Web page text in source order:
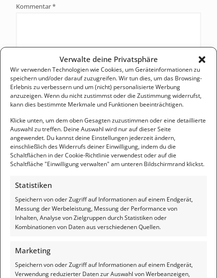
Verwalte deine Privatsphäre
Wir verwenden Technologien wie Cookies, um Geräteinformationen zu
speichern und/oder darauf zuzugreifen. Wir tun dies, um das Browsing-
Erlebnis zu verbessern und um (nicht) personalisierte Werbung
anzuzeigen. Wenn du nicht zustimmst oder die Zustimmung widerrufst,
kann dies bestimmte Merkmale und Funktionen beeinträchtigen.
Klicke unten, um dem oben Gesagten zuzustimmen oder eine detaillierte
Auswahl zu treffen. Deine Auswahl wird nur auf dieser Seite
angewendet. Du kannst deine Einstellungen jederzeit ändern,
einschließlich des Widerrufs deiner Einwilligung, indem du die
Schaltflächen in der Cookie-Richtlinie verwendest oder auf die
Schaltfläche "Einwilligung verwalten" am unteren Bildschirmrand klickst.
Statistiken
Speichern von oder Zugriff auf Informationen auf einem Endgerät,
Messung der Werbeleistung, Messung der Performance von
Inhalten, Analyse von Zielgruppen durch Statistiken oder
Kombinationen von Daten aus verschiedenen Quellen.
Marketing
Speichern von oder Zugriff auf Informationen auf einem Endgerät,
Verwendung reduzierter Daten zur Auswahl von Werbeanzeigen,
Kommentar*
E-Mail-Adresse *
Website
Name, E-Mail-Adresse und Website in diesem Browser für